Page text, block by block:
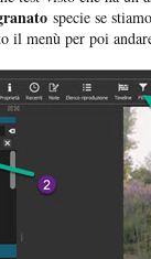
specie se
il menù per poi